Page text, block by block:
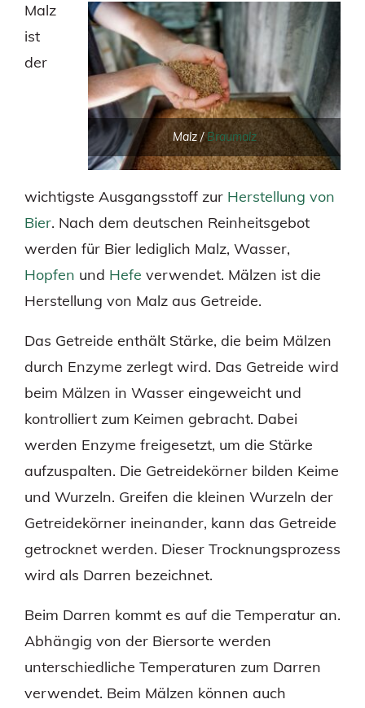
Malz /Braumalz
Malz
ist
der
wichtigste Ausgangsstoff zur Herstellung von
Bier. Nach dem deutschen Reinheitsgebot
werden für Bier lediglich Malz, Wasser,
Hopfen und Hefe verwendet. Mälzen ist die
Herstellung von Malz aus Getreide.
Das Getreide enthält Stärke, die beim Mälzen
durch Enzyme zerlegt wird. Das Getreide wird
beim Mälzen in Wasser eingeweicht und
kontrolliert zum Keimen gebracht. Dabei
werden Enzyme freigesetzt, um die Stärke
aufzuspalten. Die Getreidekörner bilden Keime
und Wurzeln. Greifen die kleinen Wurzeln der
Getreidekörner ineinander, kann das Getreide
getrocknet werden. Dieser Trocknungsprozess
wird als Darren bezeichnet.
Beim Darren kommt es auf die Temperatur an.
Abhängig von der Biersorte werden
unterschiedliche Temperaturen zum Darren
verwendet. Beim Mälzen können auch